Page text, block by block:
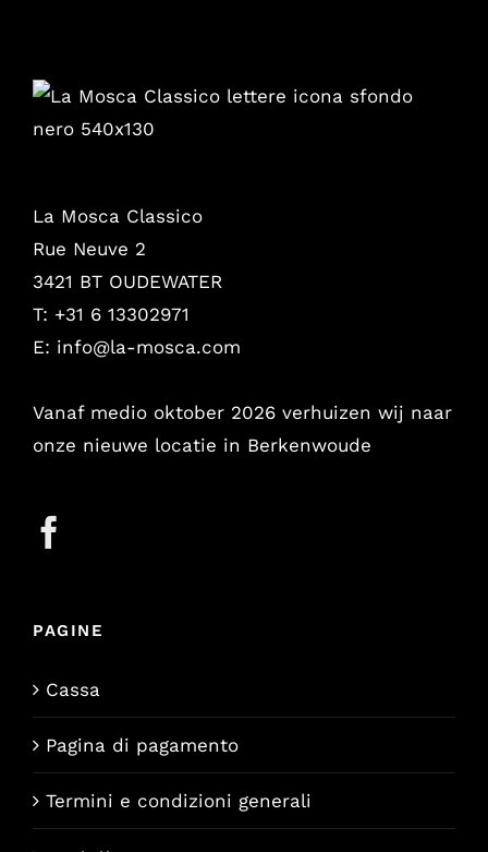
La Mosca Classico
Rue Neuve 2
3421 BT OUDEWATER
T: +31 6 13302971
E: info@la-mosca.com
Vanaf medio oktober 2026 verhuizen wij naar
onze nieuwe locatie in Berkenwoude
PAGINE
Cassa
Pagina di pagamento
Termini e condizioni generali